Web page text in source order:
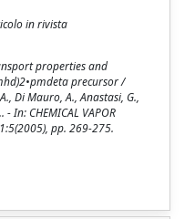
in rivista
properties and
precursor /
Di Mauro, A., Anastasi, G.,
In: CHEMICAL VAPOR
pp. 269-275.